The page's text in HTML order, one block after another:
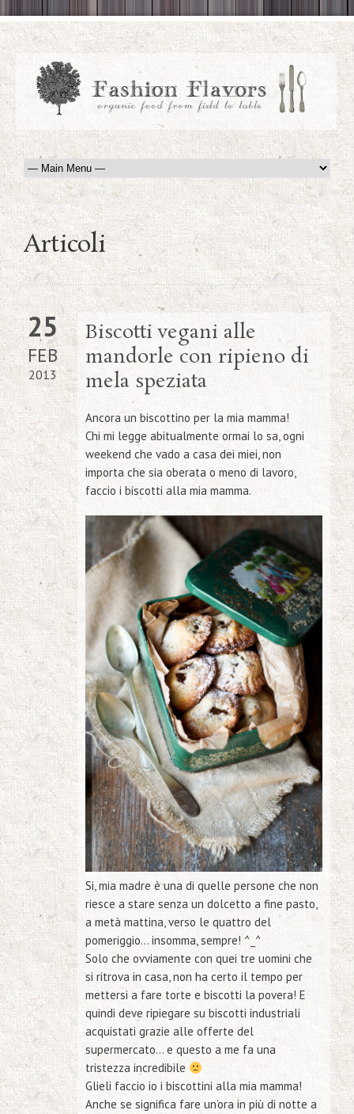
Articoli
25
FEB
2013
Biscotti vegani alle
mandorle con ripieno di
mela speziata
Ancora un biscottino per la mia mamma!
Chi mi legge abitualmente ormai lo sa, ogni
weekend che vado a casa dei miei, non
importa che sia oberata o meno di lavoro,
faccio i biscotti alla mia mamma.
Si, mia madre è una di quelle persone che non
riesce a stare senza un dolcetto a fine pasto,
a metà mattina, verso le quattro del
pomeriggio… insomma, sempre! ^_^
Solo che ovviamente con quei tre uomini che
si ritrova in casa, non ha certo il tempo per
mettersi a fare torte e biscotti la povera! E
quindi deve ripiegare su biscotti industriali
acquistati grazie alle offerte del
supermercato… e questo a me fa una
tristezza incredibile
Glieli faccio io i biscottini alla mia mamma!
Anche se significa fare un’ora in più di notte a